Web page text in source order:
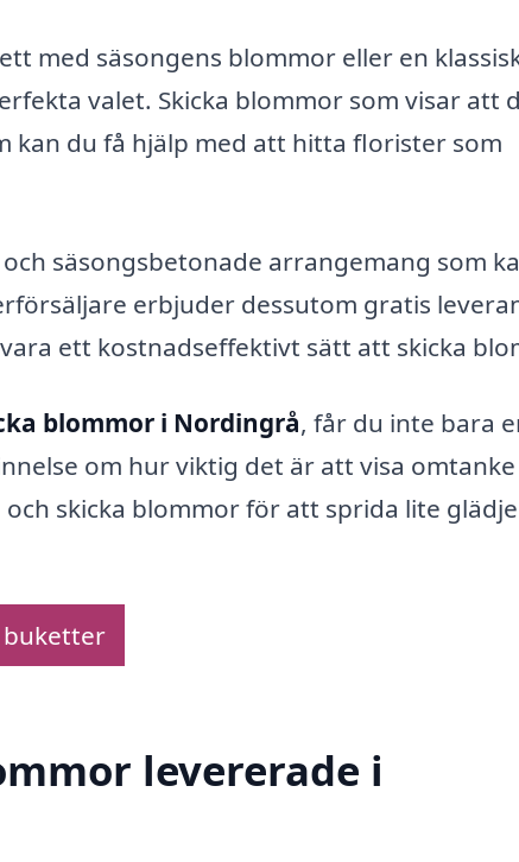
med säsongens blommor eller en
valet. Skicka blommor som visar att
kan du få hjälp med att hitta florister som
säsongsbetonade arrangemang som
erbjuder dessutom gratis
ett kostnadseffektivt sätt att skicka
blommor i Nordingrå, får du inte bara
om hur viktig det är att visa
skicka blommor för att sprida lite
buketter
levererade i